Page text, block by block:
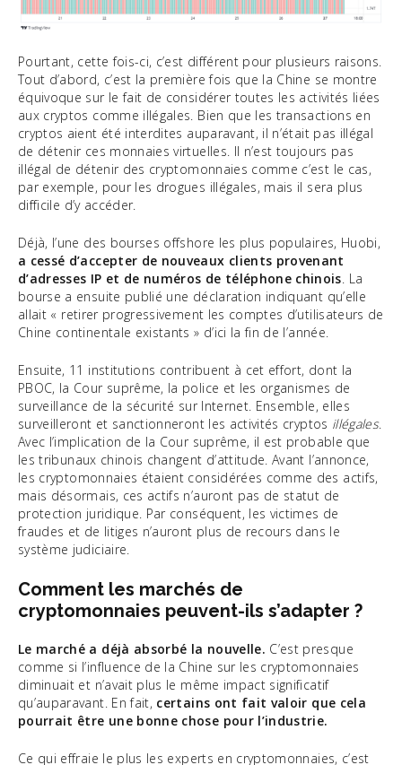
Pourtant, cette fois-ci, c’est différent pour plusieurs raisons.
Tout d’abord, c’est la première fois que la Chine se montre
équivoque sur le fait de considérer toutes les activités liées
aux cryptos comme illégales. Bien que les transactions en
cryptos aient été interdites auparavant, il n’était pas illégal
de détenir ces monnaies virtuelles. Il n’est toujours pas
illégal de détenir des cryptomonnaies comme c’est le cas,
par exemple, pour les drogues illégales, mais il sera plus
difficile d’y accéder.
Déjà, l’une des bourses offshore les plus populaires, Huobi,
a cessé d’accepter de nouveaux clients provenant
d’adresses IP et de numéros de téléphone chinois. La
bourse a ensuite publié une déclaration indiquant qu’elle
allait « retirer progressivement les comptes d’utilisateurs de
Chine continentale existants » d’ici la fin de l’année.
Ensuite, 11 institutions contribuent à cet effort, dont la
PBOC, la Cour suprême, la police et les organismes de
surveillance de la sécurité sur Internet. Ensemble, elles
surveilleront et sanctionneront les activités cryptos illégales.
Avec l’implication de la Cour suprême, il est probable que
les tribunaux chinois changent d’attitude. Avant l’annonce,
les cryptomonnaies étaient considérées comme des actifs,
mais désormais, ces actifs n’auront pas de statut de
protection juridique. Par conséquent, les victimes de
fraudes et de litiges n’auront plus de recours dans le
système judiciaire.
Comment les marchés de
cryptomonnaies peuvent-ils s’adapter ?
Le marché a déjà absorbé la nouvelle. C’est presque
comme si l’influence de la Chine sur les cryptomonnaies
diminuait et n’avait plus le même impact significatif
qu’auparavant. En fait, certains ont fait valoir que cela
pourrait être une bonne chose pour l’industrie.
Ce qui effraie le plus les experts en cryptomonnaies, c’est